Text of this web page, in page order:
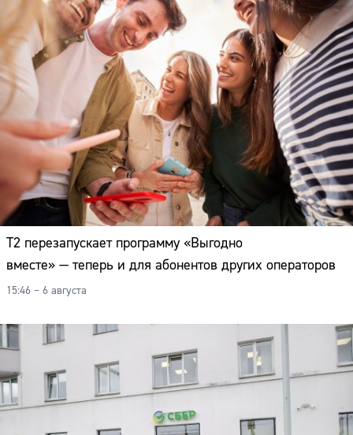
Т2 перезапускает программу «Выгодно
вместе» — теперь и для абонентов других операторов
15:46 – 6 августа